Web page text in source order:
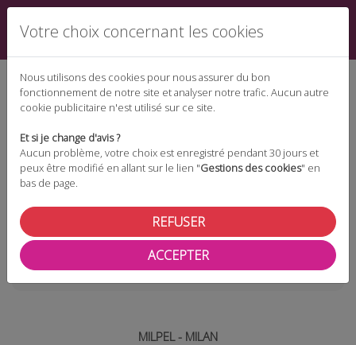
Espace téléchargement
Espace adhérent
Les actualités Milpel - Milan
MILPEL - MILAN
Votre choix concernant les cookies
Nous utilisons des cookies pour nous assurer du bon
fonctionnement de notre site et analyser notre trafic. Aucun autre
cookie publicitaire n'est utilisé sur ce site.
Et si je change d'avis ?
Aucun problème, votre choix est enregistré pendant 30 jours et
peux être modifié en allant sur le lien "Gestions des cookies" en
bas de page.
REFUSER
ACCEPTER